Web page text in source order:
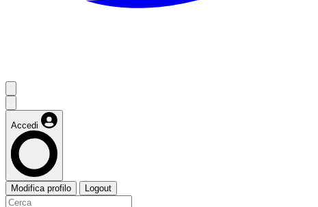
Accedi
Modifica profilo Logout